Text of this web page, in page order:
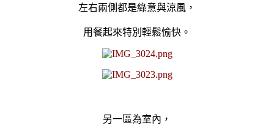
左右兩側都是綠意與涼風 ，
用餐起來特別輕鬆愉快。
另一區為室內，